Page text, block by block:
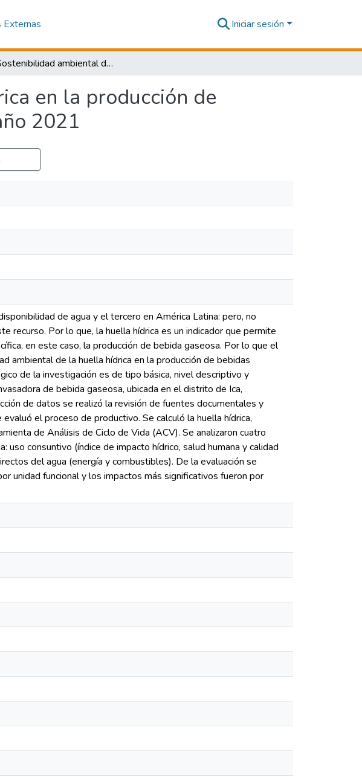
Externas Iniciar sesión
Sostenibilidad ambiental de la huella hídrica en la producción de bebidas gaseosas en la provincia de Ica, año 2021
en la producción de
2021
de agua y el tercero en América Latina: pero, no
recurso. Por lo que, la huella hídrica es un indicador que permite
en este caso, la producción de bebida gaseosa. Por lo que el
ambiental de la huella hídrica en la producción de bebidas
de la investigación es de tipo básica, nivel descriptivo y
de bebida gaseosa, ubicada en el distrito de Ica,
de datos se realizó la revisión de fuentes documentales y
el proceso de productivo. Se calculó la huella hídrica,
de Análisis de Ciclo de Vida (ACV). Se analizaron cuatro
consuntivo (índice de impacto hídrico, salud humana y calidad
del agua (energía y combustibles). De la evaluación se
unidad funcional y los impactos más significativos fueron por